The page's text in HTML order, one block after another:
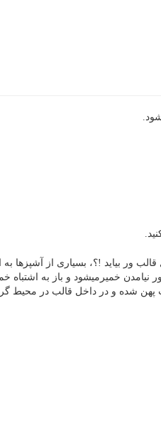
ور بیاید !؟، بسیاری از آشپزها به
نیامدن خمیرمیشود و باز به اشتباه
پهن شده و در داخل قالب در محیط